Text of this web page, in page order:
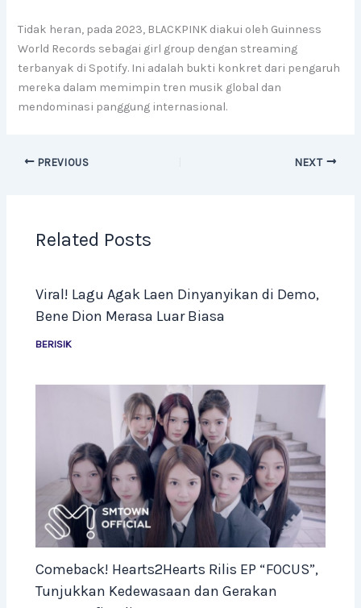
Tidak heran, pada 2023, BLACKPINK diakui oleh Guinness
World Records sebagai girl group dengan streaming
terbanyak di Spotify. Ini adalah bukti konkret dari pengaruh
mereka dalam memimpin tren musik global dan
mendominasi panggung internasional.
PREVIOUS NEXT
Related Posts
Viral! Lagu Agak Laen Dinyanyikan di Demo,
Bene Dion Merasa Luar Biasa
BERISIK
Comeback! Hearts2Hearts Rilis EP “FOCUS”,
Tunjukkan Kedewasaan dan Gerakan